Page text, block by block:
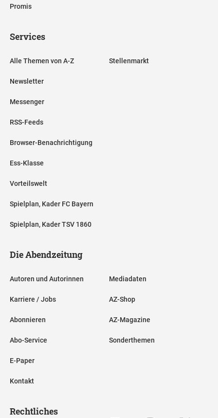
Promis
Services
Alle Themen von A-Z
Newsletter
Messenger
RSS-Feeds
Browser-Benachrichtigung
Ess-Klasse
Vorteilswelt
Spielplan, Kader FC Bayern
Spielplan, Kader TSV 1860
Stellenmarkt
Die Abendzeitung
Autoren und Autorinnen
Karriere / Jobs
Abonnieren
Abo-Service
E-Paper
Kontakt
Mediadaten
AZ-Shop
AZ-Magazine
Sonderthemen
Rechtliches